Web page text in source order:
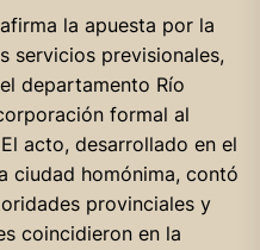
la apuesta por la
servicios previsionales,
departamento Río
formal al
acto, desarrollado en el
ciudad homónima, contó
provinciales y
coincidieron en la